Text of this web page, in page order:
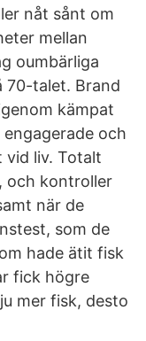
nåt sånt om
mellan
oumbärliga
70-talet. Brand
kämpat
och
vid liv. Totalt
och kontroller
när de
som de
hade ätit fisk
fick högre
mer fisk, desto